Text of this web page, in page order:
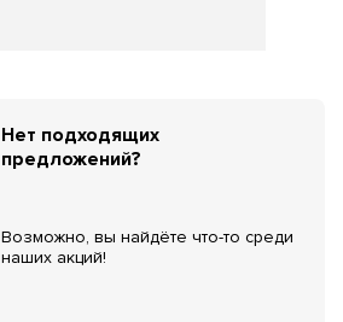
Нет подходящих
предложений?
Возможно, вы найдёте что-то среди
наших акций!